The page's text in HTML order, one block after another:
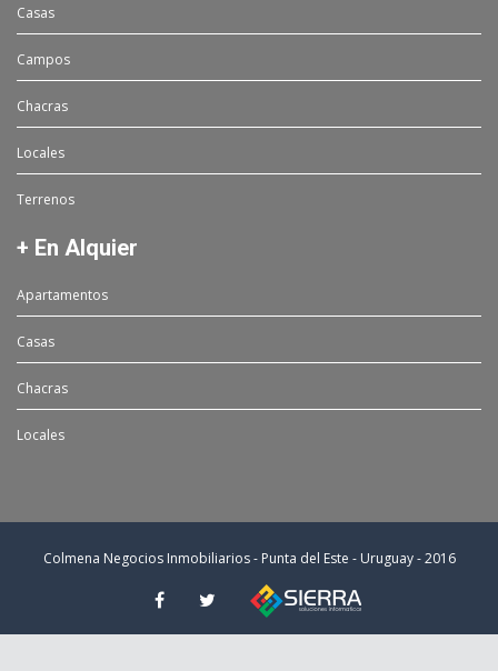
Casas
Campos
Chacras
Locales
Terrenos
+ En Alquier
Apartamentos
Casas
Chacras
Locales
Colmena Negocios Inmobiliarios - Punta del Este - Uruguay - 2016